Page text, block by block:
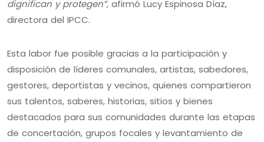
dignifican y protegen”, afirmó Lucy Espinosa Díaz,
directora del IPCC.
Esta labor fue posible gracias a la participación y
disposición de líderes comunales, artistas, sabedores,
gestores, deportistas y vecinos, quienes compartieron
sus talentos, saberes, historias, sitios y bienes
destacados para sus comunidades durante las etapas
de concertación, grupos focales y levantamiento de